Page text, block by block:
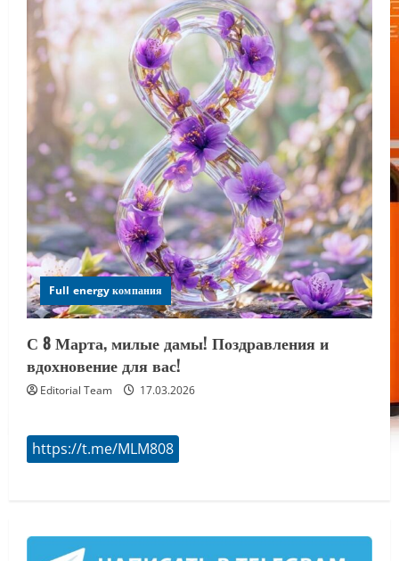
Full energy компания
С 8 Марта, милые дамы! Поздравления и
вдохновение для вас!
Editorial Team 17.03.2026
https://t.me/MLM808